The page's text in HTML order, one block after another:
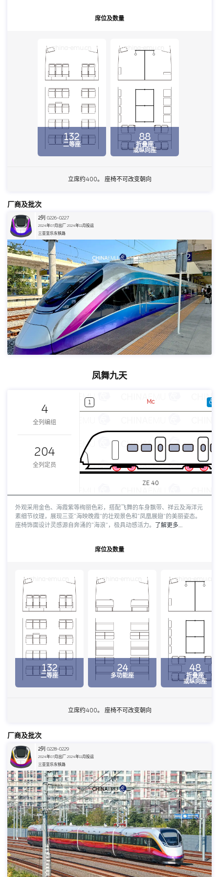
席位及数量
132
二等座
china-emu.cn
88
折叠座
或纵向座
china-emu.cn
立席约400。 座椅不可改变朝向
厂商及批次
2列 0226~0227
2024年07月出厂 2024年11月投运
三亚至乐东铁路
凤舞九天
4
全列编组
204
全列定员
1 Mc
ZE 40
外观采用金色、海霞紫等绚丽色彩，搭配飞舞的车身飘带、祥云及海洋元
素细节纹理，展现三亚“海映晚霞”的壮观景色和“凤凰展翅”的美丽姿态。
座椅饰面设计灵感源自奔涌的“海浪”，极具动感活力。
了解更多…
席位及数量
132
二等座
china-emu.cn
24
多功能座
china-emu.cn
48
折叠座
或纵向座
china-emu.cn
立席约400。 座椅不可改变朝向
厂商及批次
2列 0228~0229
2024年07月出厂 2024年11月投运
三亚至乐东铁路